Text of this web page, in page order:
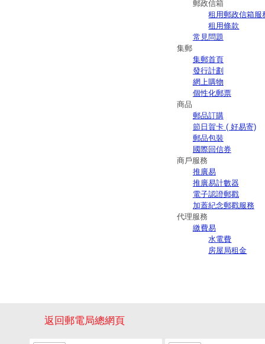
郵政信箱
租用郵政信箱服
租用條款
常見問題
集郵
集郵首頁
發行計劃
網上購物
個性化郵票
商品
郵品訂購
節日賀卡 ( 好易寄)
郵品包裝
國際回信券
商戶服務
推廣易
推廣易計數器
電子認證郵戳
加蓋紀念郵戳服務
代理服務
繳費易
水電費
房屋局租金
返回郵電局總網頁